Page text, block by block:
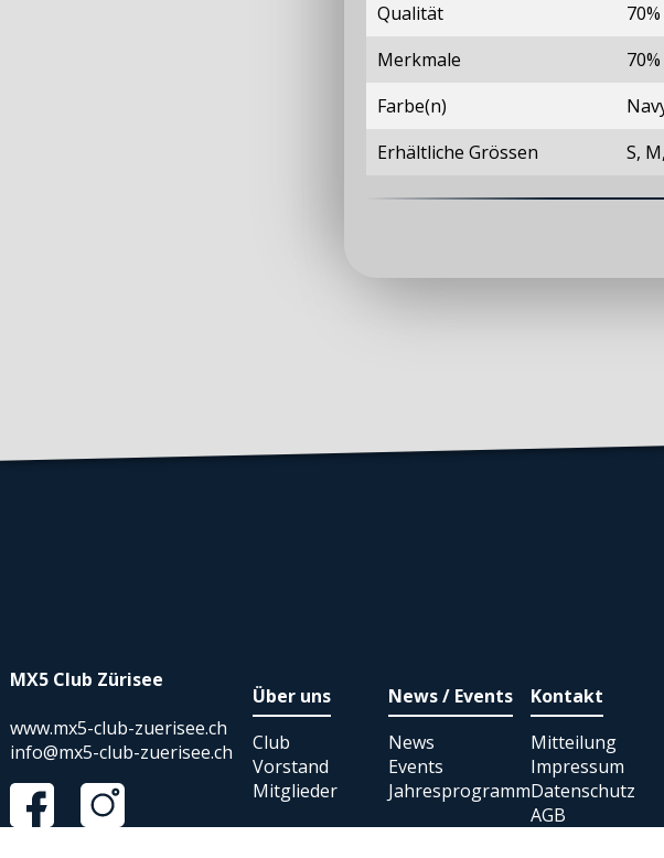
Qualität
Merkmale
Farbe(n)
Erhältliche Grössen
S,
MX5 Club Zürisee
www.mx5-club-zuerisee.ch
info@mx5-club-zuerisee.ch
Über uns
Club
Vorstand
Mitglieder
News / Events
News
Events
Jahresprogramm
Kontakt
Mitteilung
Impressum
Datenschutz
AGB